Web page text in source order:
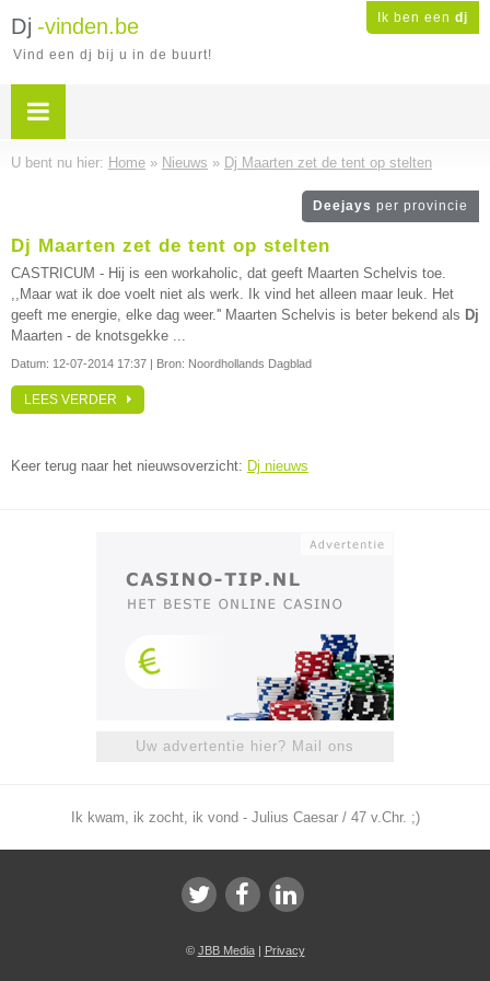
Ik ben een dj
Dj -vinden.be
Vind een dj bij u in de buurt!
U bent nu hier: Home » Nieuws » Dj Maarten zet de tent op stelten
Deejays per provincie
Dj Maarten zet de tent op stelten
CASTRICUM - Hij is een workaholic, dat geeft Maarten Schelvis toe.
,,Maar wat ik doe voelt niet als werk. Ik vind het alleen maar leuk. Het
geeft me energie, elke dag weer.'' Maarten Schelvis is beter bekend als Dj
Maarten - de knotsgekke ...
Datum: 12-07-2014 17:37 | Bron: Noordhollands Dagblad
LEES VERDER
Keer terug naar het nieuwsoverzicht: Dj nieuws
Uw advertentie hier? Mail ons
Ik kwam, ik zocht, ik vond - Julius Caesar / 47 v.Chr. ;)
© JBB Media| Privacy